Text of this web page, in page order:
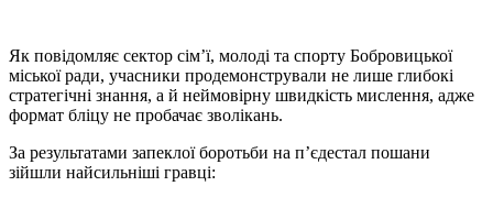
Як повідомляє сектор сім’ї, молоді та спорту Бобровицької
міської ради, учасники продемонстрували не лише глибокі
стратегічні знання, а й неймовірну швидкість мислення, адже
формат бліцу не пробачає зволікань.
За результатами запеклої боротьби на п’єдестал пошани
зійшли найсильніші гравці: